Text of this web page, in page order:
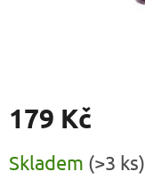
179 Kč
cena:
Skladem (>3 ks)